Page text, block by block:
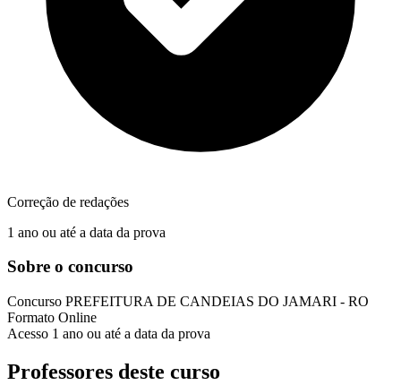
Correção de redações
1 ano ou até a data da prova
Sobre o concurso
Concurso PREFEITURA DE CANDEIAS DO JAMARI - RO
Formato Online
Acesso 1 ano ou até a data da prova
Professores deste curso